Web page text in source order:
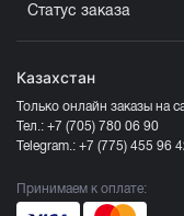
Статус заказа
Казахстан
Только онлайн заказы на
Тел.: +7 (705) 780 06 90
Telegram.: +7 (775) 455 96
Принимаем к оплате: